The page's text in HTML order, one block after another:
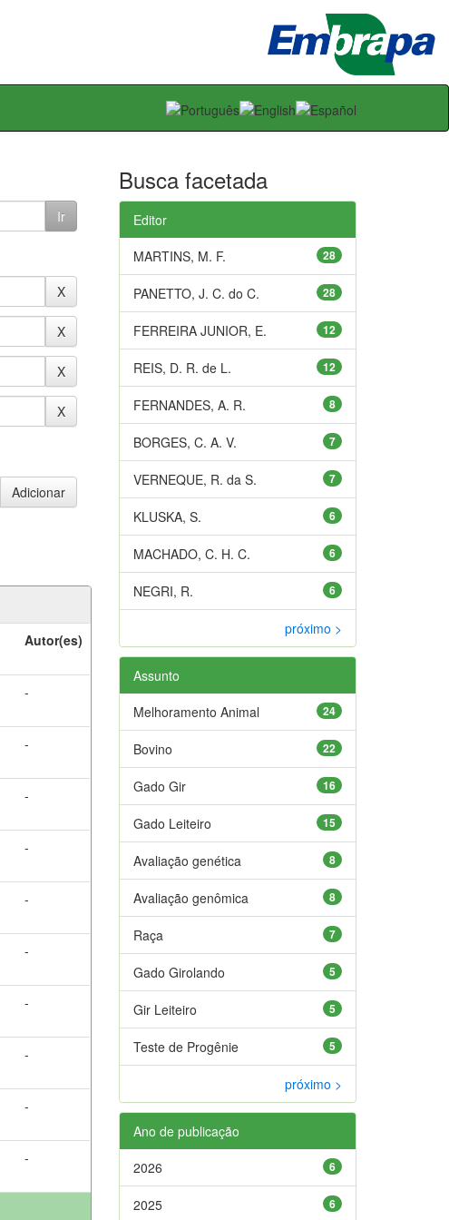
Autor(es)
-
-
-
-
-
-
-
-
-
-
Busca facetada
Editor
28
MARTINS, M. F.
28
PANETTO, J. C. do C.
12
FERREIRA JUNIOR, E.
12
REIS, D. R. de L.
8
FERNANDES, A. R.
7
BORGES, C. A. V.
7
VERNEQUE, R. da S.
6
KLUSKA, S.
6
MACHADO, C. H. C.
6
NEGRI, R.
próximo >
Assunto
24
Melhoramento Animal
22
Bovino
16
Gado Gir
15
Gado Leiteiro
8
Avaliação genética
8
Avaliação genômica
7
Raça
5
Gado Girolando
5
Gir Leiteiro
5
Teste de Progênie
próximo >
Ano de publicação
6
2026
6
2025